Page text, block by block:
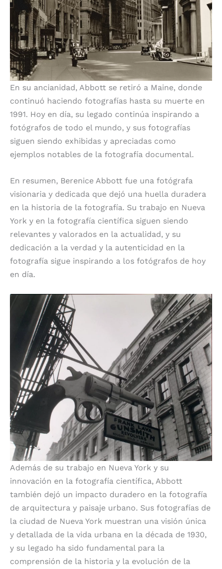
En su ancianidad, Abbott se retiró a Maine, donde
continuó haciendo fotografías hasta su muerte en
1991. Hoy en día, su legado continúa inspirando a
fotógrafos de todo el mundo, y sus fotografías
siguen siendo exhibidas y apreciadas como
ejemplos notables de la fotografía documental.
En resumen, Berenice Abbott fue una fotógrafa
visionaria y dedicada que dejó una huella duradera
en la historia de la fotografía. Su trabajo en Nueva
York y en la fotografía científica siguen siendo
relevantes y valorados en la actualidad, y su
dedicación a la verdad y la autenticidad en la
fotografía sigue inspirando a los fotógrafos de hoy
en día.
Además de su trabajo en Nueva York y su
innovación en la fotografía científica, Abbott
también dejó un impacto duradero en la fotografía
de arquitectura y paisaje urbano. Sus fotografías de
la ciudad de Nueva York muestran una visión única
y detallada de la vida urbana en la década de 1930,
y su legado ha sido fundamental para la
comprensión de la historia y la evolución de la